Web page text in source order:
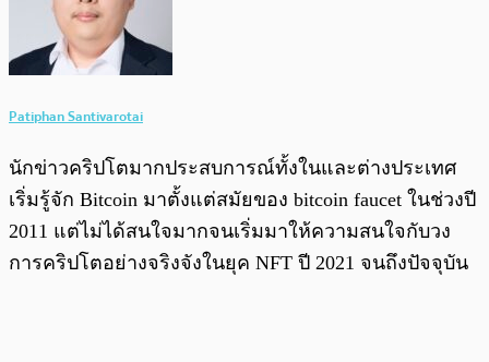
Patiphan Santivarotai
นักข่าวคริปโตมากประสบการณ์ทั้งในและต่างประเทศ
เริ่มรู้จัก Bitcoin มาตั้งแต่สมัยของ bitcoin faucet ในช่วงปี
2011 แต่ไม่ได้สนใจมากจนเริ่มมาให้ความสนใจกับวง
การคริปโตอย่างจริงจังในยุค NFT ปี 2021 จนถึงปัจจุบัน